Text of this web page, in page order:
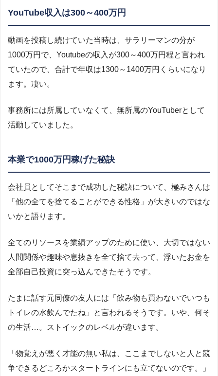
YouTube収入は300～400万円
動画を投稿し続けていた当時は、サラリーマンの分が
1000万円で、Youtubeの収入が300～400万円程と言われ
ていたので、合計で年収は1300～1400万円くらいになり
ます。凄い。
事務所には所属していなくて、無所属のYouTuberとして
活動していました。
本業で1000万円稼げた秘訣
会社員としてそこまで成功した秘訣について、極みさんは
「他の全てを捨てることができる性格」が大きいのではな
いかと語ります。
全てのリソースを業績アップのために使い、大切ではない
人間関係や趣味や息抜きを全て捨て去って、浮いたお金を
全部自己投資に突っ込んできたそうです。
たまに話す元同僚の友人には「飲み物も買わないでいつも
トイレの水飲んでたね」と言われるそうです。いや、何そ
の生活…。ストイックのレベルが違います。
「物覚えが悪く才能の無い私は、ここまでしないと人と競
争できるどころかスタートラインにも立てないのです。」